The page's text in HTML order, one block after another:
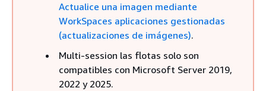
Actualice una imagen mediante
WorkSpaces aplicaciones gestionadas
(actualizaciones de imágenes).
Multi-session las flotas solo son
compatibles con Microsoft Server 2019,
2022 y 2025.